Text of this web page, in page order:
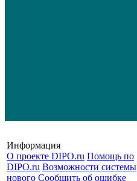
Информация
О проекте DIPO.ru Помощь по
DIPO.ru Возможности системы
нового Сообщить об ошибке